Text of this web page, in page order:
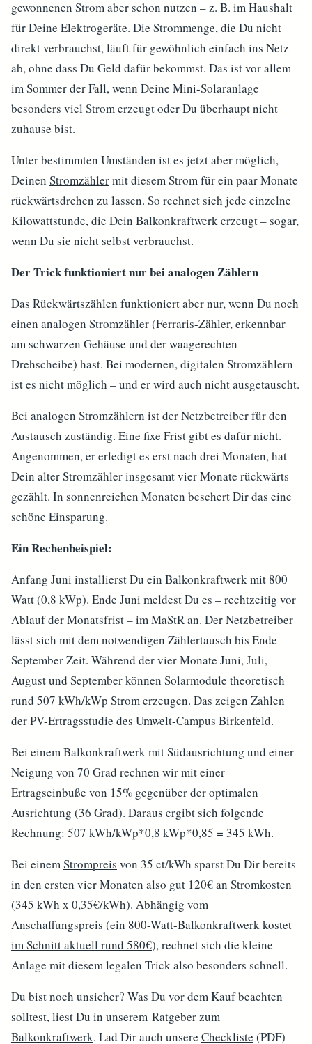
gewonnenen Strom aber schon nutzen – z. B. im Haushalt
für Deine Elektrogeräte. Die Strommenge, die Du nicht
direkt verbrauchst, läuft für gewöhnlich einfach ins Netz
ab, ohne dass Du Geld dafür bekommst. Das ist vor allem
im Sommer der Fall, wenn Deine Mini-Solaranlage
besonders viel Strom erzeugt oder Du überhaupt nicht
zuhause bist.
Unter bestimmten Umständen ist es jetzt aber möglich,
Deinen Stromzählermit diesem Strom für ein paar Monate
rückwärtsdrehen zu lassen. So rechnet sich jede einzelne
Kilowattstunde, die Dein Balkonkraftwerk erzeugt – sogar,
wenn Du sie nicht selbst verbrauchst.
Der Trick funktioniert nur bei analogen Zählern
Das Rückwärtszählen funktioniert aber nur, wenn Du noch
einen analogen Stromzähler (Ferraris-Zähler, erkennbar
am schwarzen Gehäuse und der waagerechten
Drehscheibe) hast. Bei modernen, digitalen Stromzählern
ist es nicht möglich – und er wird auch nicht ausgetauscht.
Bei analogen Stromzählern ist der Netzbetreiber für den
Austausch zuständig. Eine fixe Frist gibt es dafür nicht.
Angenommen, er erledigt es erst nach drei Monaten, hat
Dein alter Stromzähler insgesamt vier Monate rückwärts
gezählt. In sonnenreichen Monaten beschert Dir das eine
schöne Einsparung.
Ein Rechenbeispiel:
Anfang Juni installierst Du ein Balkonkraftwerk mit 800
Watt (0,8 kWp). Ende Juni meldest Du es – rechtzeitig vor
Ablauf der Monatsfrist – im MaStR an. Der Netzbetreiber
lässt sich mit dem notwendigen Zählertausch bis Ende
September Zeit. Während der vier Monate Juni, Juli,
August und September können Solarmodule theoretisch
rund 507 kWh/kWp Strom erzeugen. Das zeigen Zahlen
derPV-Ertragsstudie des Umwelt-Campus Birkenfeld.
Bei einem Balkonkraftwerk mit Südausrichtung und einer
Neigung von 70 Grad rechnen wir mit einer
Ertragseinbuße von 15% gegenüber der optimalen
Ausrichtung (36 Grad). Daraus ergibt sich folgende
Rechnung: 507 kWh/kWp*0,8 kWp*0,85 = 345 kWh.
Bei einemStrompreis von 35 ct/kWh sparst Du Dir bereits
in den ersten vier Monaten also gut 120€ an Stromkosten
(345 kWh x 0,35€/kWh). Abhängig vom
Anschaffungspreis (ein 800-Watt-Balkonkraftwerkkostet
im Schnitt aktuell rund 580€), rechnet sich die kleine
Anlage mit diesem legalen Trick also besonders schnell.
Du bist noch unsicher? Was Du vor dem Kauf beachten
solltest, liest Du in unserem Ratgeber zum
Balkonkraftwerk. Lad Dir auch unsere Checkliste (PDF)